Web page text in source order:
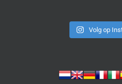
Volg op